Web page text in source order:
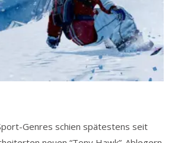
Genres schien spätestens seit